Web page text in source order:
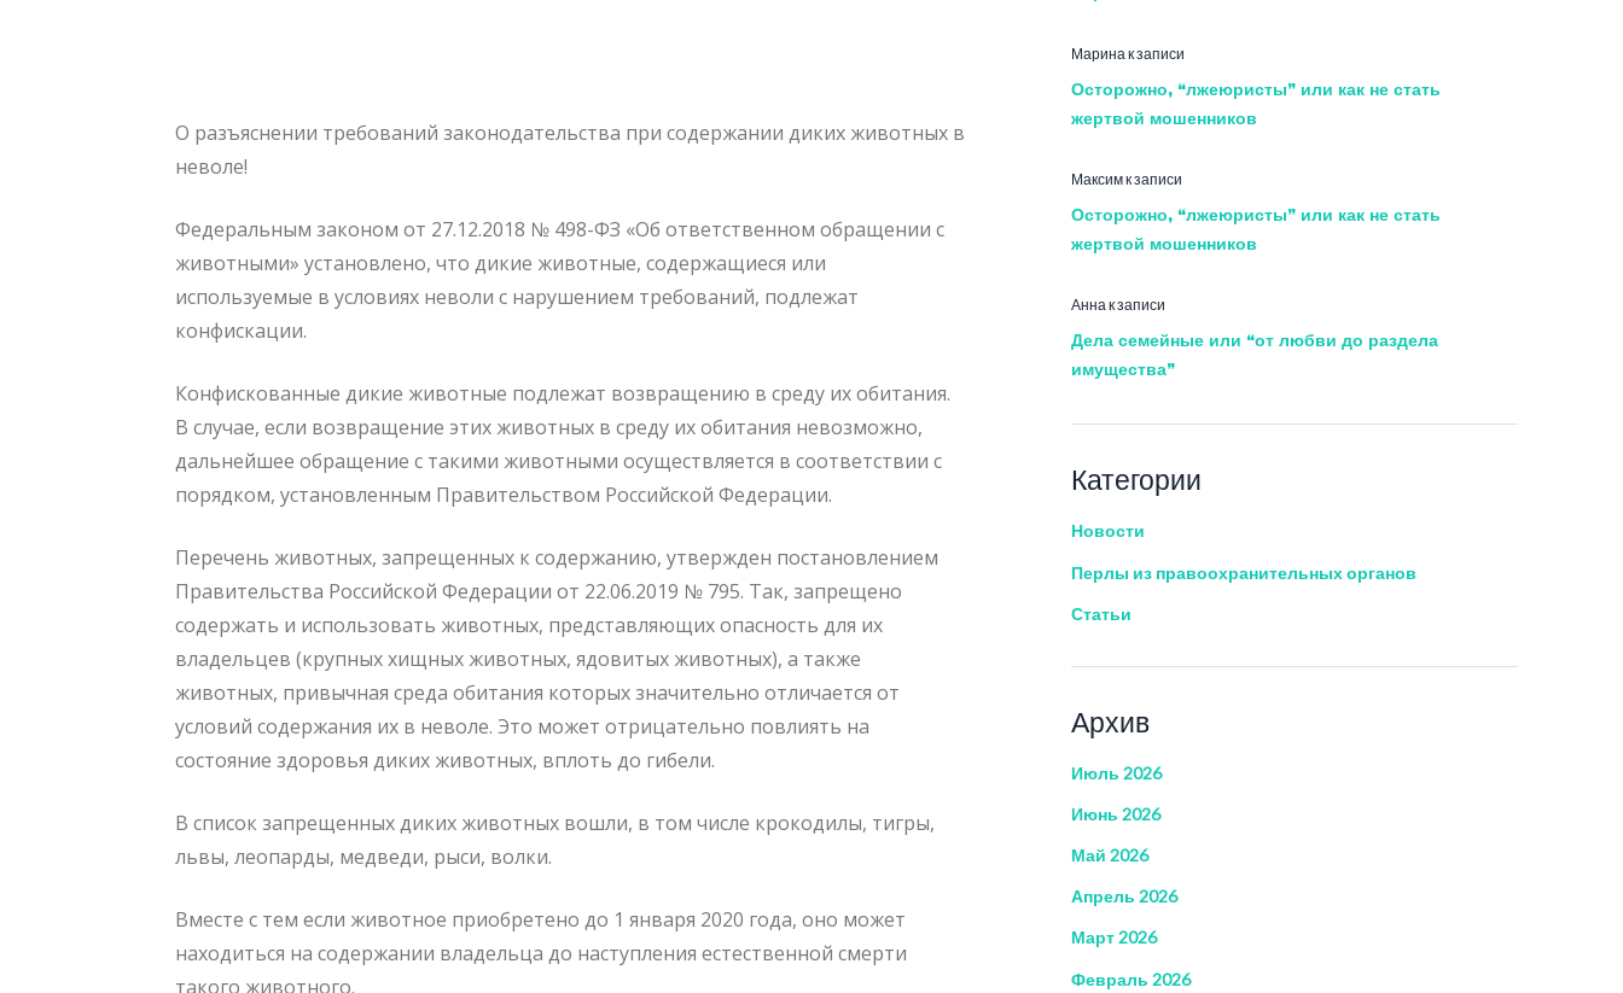
О разъяснении требований законодательства при содержании диких животных в
неволе!
Федеральным законом от 27.12.2018 № 498-ФЗ «Об ответственном обращении с
животными» установлено, что дикие животные, содержащиеся или
используемые в условиях неволи с нарушением требований, подлежат
конфискации.
Конфискованные дикие животные подлежат возвращению в среду их обитания.
В случае, если возвращение этих животных в среду их обитания невозможно,
дальнейшее обращение с такими животными осуществляется в соответствии с
порядком, установленным Правительством Российской Федерации.
Перечень животных, запрещенных к содержанию, утвержден постановлением
Правительства Российской Федерации от 22.06.2019 № 795. Так, запрещено
содержать и использовать животных, представляющих опасность для их
владельцев (крупных хищных животных, ядовитых животных), а также
животных, привычная среда обитания которых значительно отличается от
условий содержания их в неволе. Это может отрицательно повлиять на
состояние здоровья диких животных, вплоть до гибели.
В список запрещенных диких животных вошли, в том числе крокодилы, тигры,
львы, леопарды, медведи, рыси, волки.
Вместе с тем если животное приобретено до 1 января 2020 года, оно может
находиться на содержании владельца до наступления естественной смерти
такого животного.
Марина к записи
Осторожно, “лжеюристы” или как не стать
жертвой мошенников
Максимк записи
Осторожно, “лжеюристы” или как не стать
жертвой мошенников
Аннак записи
Дела семейные или “от любви до раздела
имущества”
Категории
Новости
Перлы из правоохранительных органов
Статьи
Архив
Июль 2026
Июнь 2026
Май 2026
Апрель 2026
Март 2026
Февраль 2026